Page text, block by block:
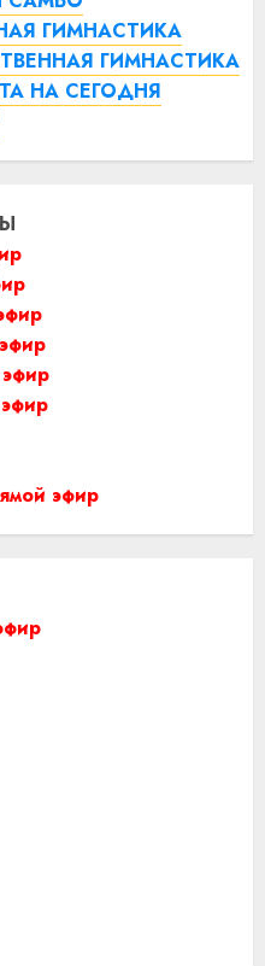
ГИМНАСТИКА
ГИМНАСТИКА
НА СЕГОДНЯ
эфир